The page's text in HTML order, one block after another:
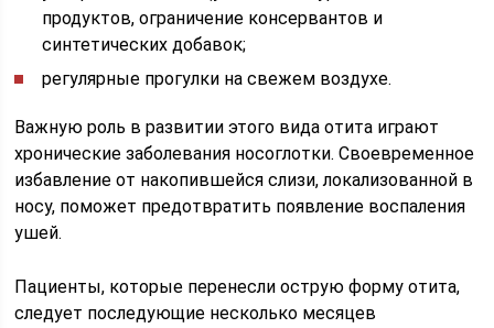
продуктов, ограничение консервантов и
синтетических добавок;
регулярные прогулки на свежем воздухе.
Важную роль в развитии этого вида отита играют
хронические заболевания носоглотки. Своевременное
избавление от накопившейся слизи, локализованной в
носу, поможет предотвратить появление воспаления
ушей.
Пациенты, которые перенесли острую форму отита,
следует последующие несколько месяцев